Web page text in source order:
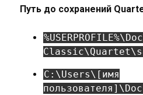
Путь до сохранений
C:\Users\[имя